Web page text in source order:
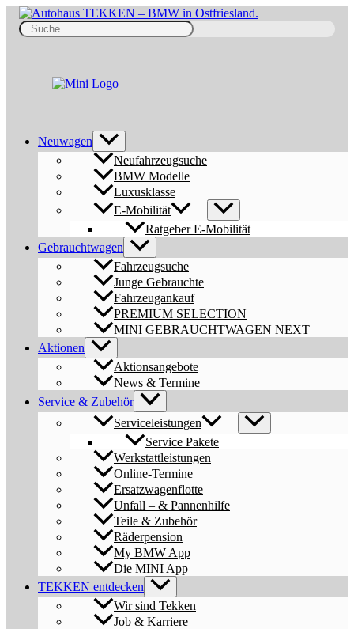
Zum
Inhalt
springen
Search
for:
Neuwagen
Neufahrzeugsuche
BMW Modelle
Luxusklasse
E-Mobilität
Ratgeber E-Mobilität
Gebrauchtwagen
Fahrzeugsuche
Junge Gebrauchte
Fahrzeugankauf
PREMIUM SELECTION
MINI GEBRAUCHTWAGEN NEXT
Aktionen
Aktionsangebote
News & Termine
Service & Zubehör
Serviceleistungen
Service Pakete
Werkstattleistungen
Online-Termine
Ersatzwagenflotte
Unfall – & Pannenhilfe
Teile & Zubehör
Räderpension
My BMW App
Die MINI App
TEKKEN entdecken
Wir sind Tekken
Job & Karriere